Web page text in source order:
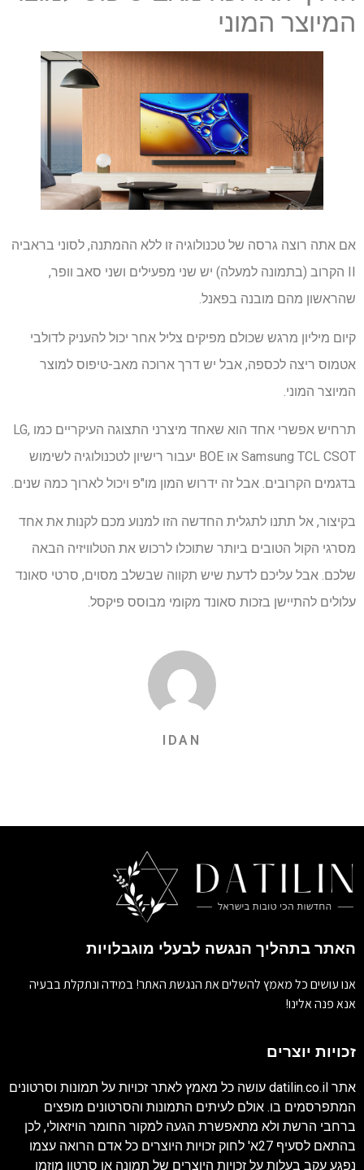
המיוצר המוני
אם אתה רוצה גרסה של טכנולוגיה זו ללא ההמתנה, לסוני בראביה
II הקרוב (בתמונה למעלה) יש שני מפעילים ושני סאב וופר,
שהראשון מהם מובנה בפאנל.
קיום מיליון מרגש שכולם מפיקים צליל אחר יכול להעניק לדולבי
אטמוס ריצה לכספה, אבל יש דרך ארוכה מאב-טיפוס למוצר
המיוצר המוני.
תרחיש אפשרי אחד הוא שאחד מיצרני התצוגה העיקריים כמו LG,
Samsung TCL CSOT או BOE יעבור רישיון לטכנולוגיה לשימוש
בדגמים הקרובים. אבל זה ידרוש המון מו"פ ויכול לארוך כמה שנים.
בקיצור, אל תתנו לתגלית החדשה הזו למנוע מכם לקנות את אחד
מסרגי הקול הטובים ביותר שתוכלו לרכוש את הטלוויזיה הבאה
שלכם. אבל עליכם לדעת שיש תקווה שבשלב מסוים, סרטי סאונד
עלולים להתיישן בזכות סאונד מקומי מבוסס פיקסל.
IDAN
האתר בתהליך הנגשה לבעלי מוגבלויות
אנו עושים כל מאמץ להשלים את הנגשת האתר! במידה ונתקלת בבעיה
אנא פנה אלינו!
זכויות יוצרים
אתר datilin.co.il עושה כל מאמץ לאתר זכויות על תמונות וסרטונים
המתפרסמים בו. אולם לעיתים התמונות והסרטונים מופצים
ברחבי הרשת ולא מתאפשרת הגעה למקור החומר הויזאולי, לכן
בהתאם לסעיף 27א' לחוק זכויות היוצרים כל אדם הרואה עצמו
נפגע עקב בעלות על זכויות היוצרים של תמונה או סרטון מוזמן